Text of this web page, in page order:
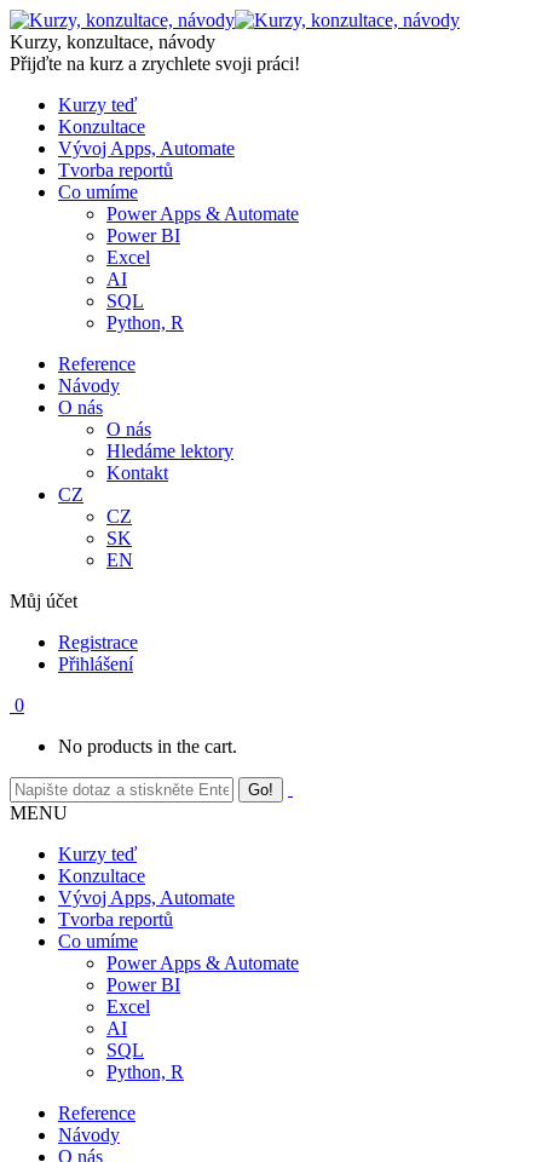
Skip
to
content
Kurzy, konzultace, návody
Přijďte na kurz a zrychlete svoji práci!
Kurzy teď
Konzultace
Vývoj Apps, Automate
Tvorba reportů
Co umíme
Power Apps & Automate
Power BI
Excel
AI
SQL
Python, R
Reference
Návody
O nás
O nás
Hledáme lektory
Kontakt
CZ
CZ
SK
EN
Můj účet
Registrace
Přihlášení
0
No products in the cart.
MENU
Kurzy teď
Konzultace
Vývoj Apps, Automate
Tvorba reportů
Co umíme
Power Apps & Automate
Power BI
Excel
AI
SQL
Python, R
Reference
Návody
O nás